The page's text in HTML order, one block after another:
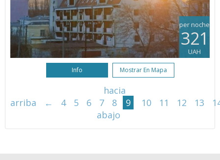
per noche
321
UAH
Info Mostrar En Mapa
hacia
arriba
← 4 5 6 7 8 9 10 11 12 13
abajo